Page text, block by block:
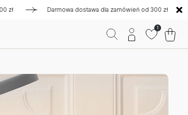
Darmowa dostawa dla zamówień od 300 zł
1